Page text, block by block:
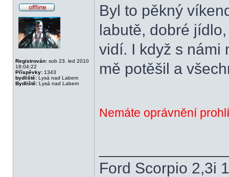
Registrován: sob 23. led 2010
18:04:22
Příspěvky: 1343
bydliště: Lysá nad Labem
Bydliště: Lysá nad Labem
Byl to pěkný
labutě, dobré
vidí. I když s námi
mě potěšil a
Nemáte oprávnění
Ford Scorpio 2,3i